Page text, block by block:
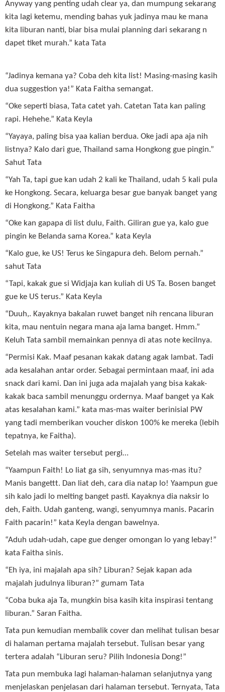
Anyway yang penting udah clear ya, dan mumpung sekarang
kita lagi ketemu, mending bahas yuk jadinya mau ke mana
kita liburan nanti, biar bisa mulai planning dari sekarang n
dapet tiket murah.” kata Tata
“Jadinya kemana ya? Coba deh kita list! Masing-masing kasih
dua suggestion ya!” Kata Faitha semangat.
“Oke seperti biasa, Tata catet yah. Catetan Tata kan paling
rapi. Hehehe.” Kata Keyla
“Yayaya, paling bisa yaa kalian berdua. Oke jadi apa aja nih
listnya? Kalo dari gue, Thailand sama Hongkong gue pingin.”
Sahut Tata
“Yah Ta, tapi gue kan udah 2 kali ke Thailand, udah 5 kali pula
ke Hongkong. Secara, keluarga besar gue banyak banget yang
di Hongkong.” Kata Faitha
“Oke kan gapapa di list dulu, Faith. Giliran gue ya, kalo gue
pingin ke Belanda sama Korea.” kata Keyla
“Kalo gue, ke US! Terus ke Singapura deh. Belom pernah.”
sahut Tata
“Tapi, kakak gue si Widjaja kan kuliah di US Ta. Bosen banget
gue ke US terus.” Kata Keyla
“Duuh,. Kayaknya bakalan ruwet banget nih rencana liburan
kita, mau nentuin negara mana aja lama banget. Hmm.”
Keluh Tata sambil memainkan pennya di atas note kecilnya.
“Permisi Kak. Maaf pesanan kakak datang agak lambat. Tadi
ada kesalahan antar order. Sebagai permintaan maaf, ini ada
snack dari kami. Dan ini juga ada majalah yang bisa kakak-
kakak baca sambil menunggu ordernya. Maaf banget ya Kak
atas kesalahan kami.” kata mas-mas waiter berinisial PW
yang tadi memberikan voucher diskon 100% ke mereka (lebih
tepatnya, ke Faitha).
Setelah mas waiter tersebut pergi…
“Yaampun Faith! Lo liat ga sih, senyumnya mas-mas itu?
Manis bangettt. Dan liat deh, cara dia natap lo! Yaampun gue
sih kalo jadi lo melting banget pasti. Kayaknya dia naksir lo
deh, Faith. Udah ganteng, wangi, senyumnya manis. Pacarin
Faith pacarin!” kata Keyla dengan bawelnya.
“Aduh udah-udah, cape gue denger omongan lo yang lebay!”
kata Faitha sinis.
“Eh iya, ini majalah apa sih? Liburan? Sejak kapan ada
majalah judulnya liburan?” gumam Tata
“Coba buka aja Ta, mungkin bisa kasih kita inspirasi tentang
liburan.” Saran Faitha.
Tata pun kemudian membalik cover dan melihat tulisan besar
di halaman pertama majalah tersebut. Tulisan besar yang
tertera adalah “Liburan seru? Pilih Indonesia Dong!”
Tata pun membuka lagi halaman-halaman selanjutnya yang
menjelaskan penjelasan dari halaman tersebut. Ternyata, Tata